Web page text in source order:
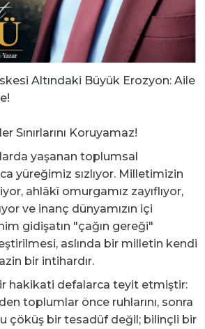
Altındaki Büyük Erozyon: Aile
Sınırlarını Koruyamaz!
yaşanan toplumsal
yüreğimiz sızlıyor. Milletimizin
ahlâkî omurgamız zayıflıyor,
ve inanç dünyamızın içi
gidişatın "çağın gereği"
aslında bir milletin kendi
bir intihardır.
hakikati defalarca teyit etmiştir:
toplumlar önce ruhlarını, sonra
Bu çöküş bir tesadüf değil; bilinçli bir